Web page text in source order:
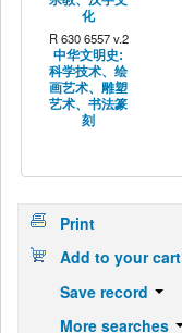
化
R 630 6557 v.2
中华文明史:
科学技术、绘
画艺术、雕塑
艺术、书法篆
刻
Print
Add to your cart
Save record
More searches